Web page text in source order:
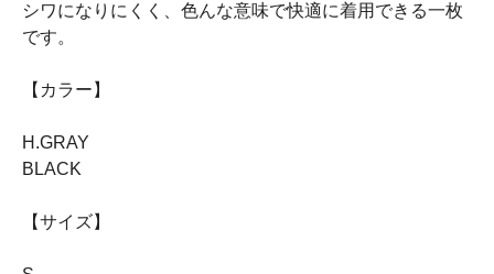
シワになりにくく、色んな意味で快適に着用できる一枚
です。
【カラー】
H.GRAY
BLACK
【サイズ】